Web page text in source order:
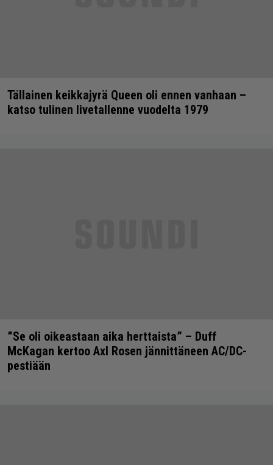
Tällainen keikkajyrä Queen oli ennen vanhaan –
katso tulinen livetallenne vuodelta 1979
”Se oli oikeastaan aika herttaista” – Duff
McKagan kertoo Axl Rosen jännittäneen AC/DC-
pestiään